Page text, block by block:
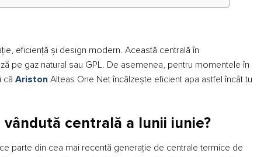
eficiență și design modern. Această centrală în
pe gaz natural sau GPL. De asemenea, pentru momentele în
că Ariston Alteas One Net încălzește eficient apa astfel încât tu
vândută centrală a lunii iunie?
parte din cea mai recentă generație de centrale termice de